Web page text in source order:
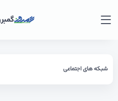
شبکه های اجتماعی